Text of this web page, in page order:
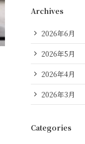
Archives
2026年6月
2026年5月
2026年4月
2026年3月
Categories